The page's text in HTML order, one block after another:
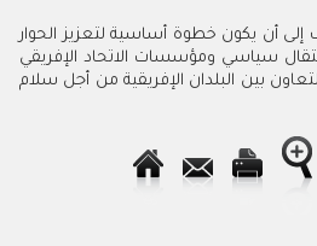
أن يكون خطوة أساسية لتعزيز الحوار
سياسي ومؤسسات الاتحاد الإفريقي
بين البلدان الإفريقية من أجل سلام